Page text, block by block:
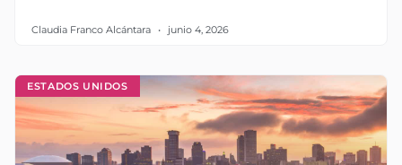
Claudia Franco Alcántara junio 4, 2026
ESTADOS UNIDOS